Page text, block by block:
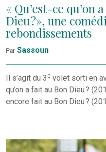
« Qu’est-ce qu’on
Dieu ?», une
rebondissements
Par Sassoun
Il s’agit du 3 e volet sorti en
qu’on a fait au Bon Dieu ?
encore fait au Bon Dieu ?